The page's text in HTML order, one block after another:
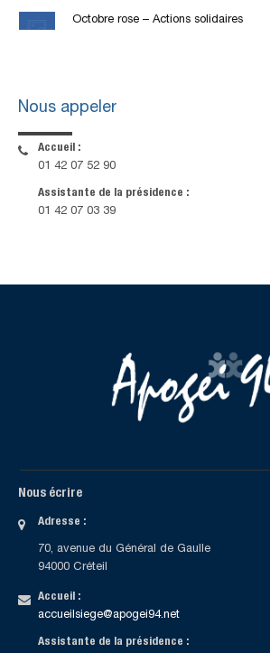
Octobre rose – Actions solidaires
Nous appeler
Accueil :
01 42 07 52 90
Assistante de la présidence :
01 42 07 03 39
Nous écrire
Adresse :
70, avenue du Général de Gaulle
94000 Créteil
Accueil :
accueilsiege@apogei94.net
Assistante de la présidence :